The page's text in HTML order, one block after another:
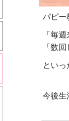
パピー
「毎
「数
といっ
今後生